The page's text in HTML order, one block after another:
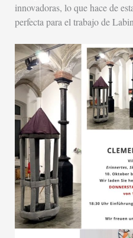
innovadoras, lo que hace de
perfecta para el trabajo de